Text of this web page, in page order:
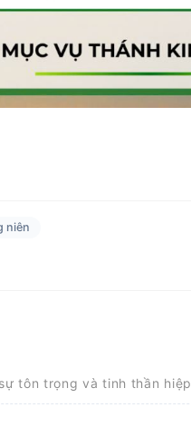
niên
tôn trọng và tinh thần